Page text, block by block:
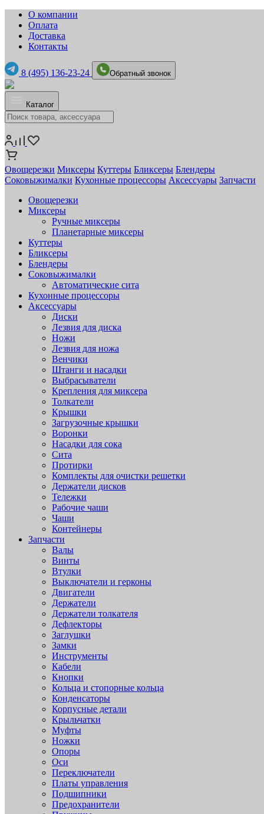
О компании
Оплата
Доставка
Контакты
8 (495) 136-23-24 Обратный звонок
Каталог
Овощерезки Миксеры Куттеры Бликсеры Блендеры
Соковыжималки Кухонные процессоры Аксессуары Запчасти
Овощерезки
Миксеры
Ручные миксеры
Планетарные миксеры
Куттеры
Бликсеры
Блендеры
Соковыжималки
Автоматические сита
Кухонные процессоры
Аксессуары
Диски
Лезвия для диска
Ножи
Лезвия для ножа
Венчики
Штанги и насадки
Выбрасыватели
Крепления для миксера
Толкатели
Крышки
Загрузочные крышки
Воронки
Насадки для сока
Сита
Протирки
Комплекты для очистки решетки
Держатели дисков
Тележки
Рабочие чаши
Чаши
Контейнеры
Запчасти
Валы
Винты
Втулки
Выключатели и герконы
Двигатели
Держатели
Держатели толкателя
Дефлекторы
Заглушки
Замки
Инструменты
Кабели
Кнопки
Кольца и стопорные кольца
Конденсаторы
Корпусные детали
Крыльчатки
Муфты
Ножки
Опоры
Оси
Переключатели
Платы управления
Подшипники
Предохранители